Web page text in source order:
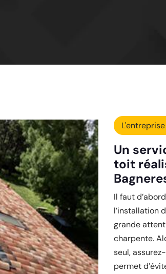
Un
toit
Il faut
l’installation
grande
charpente.
seul,
permet